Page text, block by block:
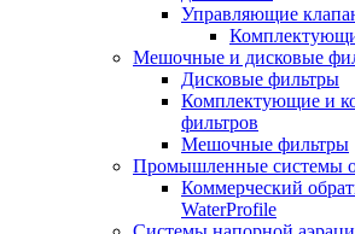
Управляющие
Мешочные и дисковые
Дисковые фильтры
Комплектующие и
фильтров
Мешочные фильтры
Промышленные системы
Коммерческий
WaterProfile